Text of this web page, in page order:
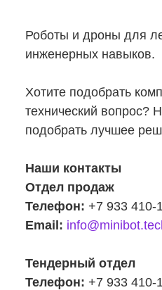
Роботы и дроны для
инженерных навыков.
Хотите подобрать
технический вопрос?
подобрать лучшее
Наши контакты
Отдел продаж
Телефон: +7 933 410-
Email:
Тендерный отдел
Телефон: +7 933 410-